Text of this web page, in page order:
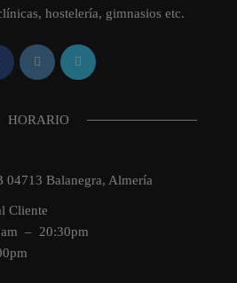
hostelería, gimnasios etc.
HORARIO
04713 Balanegra, Almería
Cliente
– 20:30pm